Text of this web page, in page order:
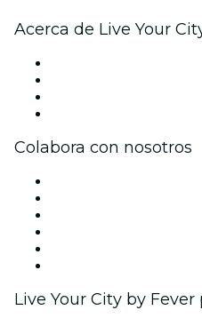
Acerca de Live Your
Colabora con nosotros
Live Your City by